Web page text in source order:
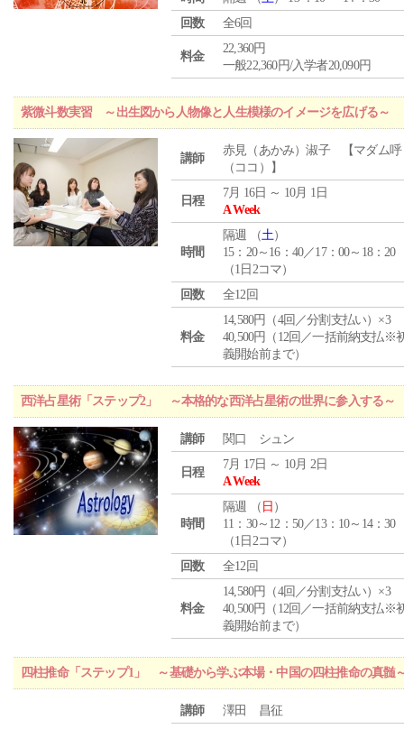
回数
全6回
料金
22,360円
一般22,360円/入学者20,090円
紫微斗数実習 ～出生図から人物像と人生模様のイメージを広げる～
講師
赤見（あかみ）淑子 【マダム呼
（ココ）】
日程
7月 16日 ～ 10月 1日
A Week
時間
隔週 （土）
15：20～16：40／17：00～18：20
（1日2コマ）
回数
全12回
料金
14,580円（4回／分割支払い）×3
40,500円（12回／一括前納支払※
義開始前まで）
西洋占星術「ステップ2」 ～本格的な西洋占星術の世界に参入する～
講師 関口 シュン
日程
7月 17日 ～ 10月 2日
A Week
時間
隔週 （ 日 ）
11：30～12：50／13：10～14：30
（1日2コマ）
回数
全12回
料金
14,580円（4回／分割支払い）×3
40,500円（12回／一括前納支払※
義開始前まで）
四柱推命「ステップ1」 ～基礎から学ぶ本場・中国の四柱推命の真髄
講師 澤田 昌征